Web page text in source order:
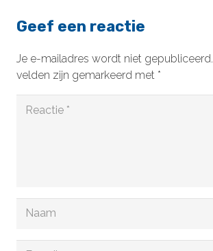
Geef een reactie
Je e-mailadres wordt niet gepubliceerd.
velden zijn gemarkeerd met *